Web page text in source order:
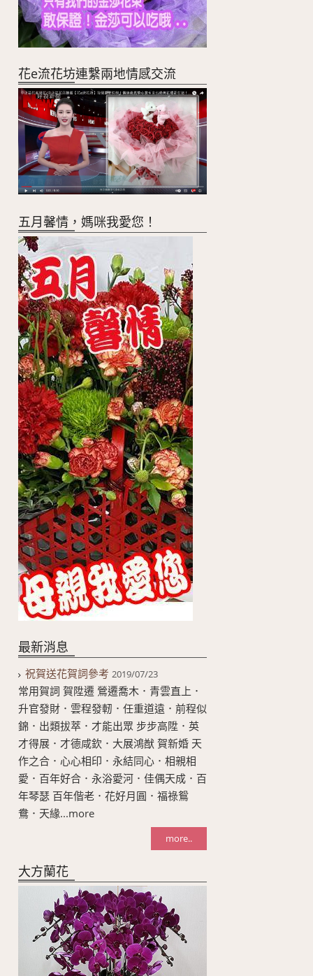
花e流花坊連繫兩地情感交流
五月馨情，媽咪我愛您！
最新消息
祝賀送花賀詞參考 2019/07/23
常用賀詞 賀陞遷 鶯遷喬木．青雲直上．
升官發財．雲程發軔．任重道遠．前程似
錦．出類拔萃．才能出眾 步步高陞．英
才得展．才德咸欽．大展鴻猷 賀新婚 天
作之合．心心相印．永結同心．相親相
愛．百年好合．永浴愛河．佳偶天成．百
年琴瑟 百年偕老．花好月圓．福祿鴛
鴦．天緣...more
more..
大方蘭花